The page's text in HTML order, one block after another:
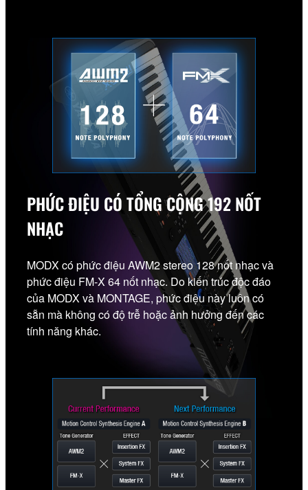
PHỨC ĐIỆU CÓ TỔNG CỘNG 192 NỐT
NHẠC
MODX có phức điệu AWM2 stereo 128 nốt nhạc và
phức điệu FM-X 64 nốt nhạc. Do kiến ​​trúc độc đáo
của MODX và MONTAGE, phức điệu này luôn có
sẵn mà không có độ trễ hoặc ảnh hưởng đến các
tính năng khác.